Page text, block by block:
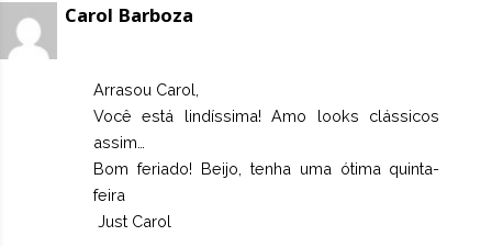
Carol Barboza
Arrasou Carol,
Você está lindíssima! Amo looks clássicos
assim…
Bom feriado! Beijo, tenha uma ótima quinta-
feira
Just Carol